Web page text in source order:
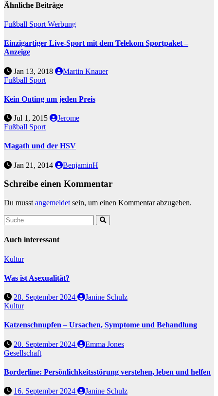
Ähnliche Beiträge
Fußball Sport Werbung
Einzigartiger Live-Sport mit dem Telekom Sportpaket –
Anzeige
Jan 13, 2018
Martin Knauer
Fußball Sport
Kein Outing um jeden Preis
Jul 1, 2015
Jerome
Fußball Sport
Magath und der HSV
Jan 21, 2014 BenjaminH
Schreibe einen Kommentar
Du musst angemeldet sein, um einen Kommentar abzugeben.
Auch interessant
Kultur
Was ist Asexualität?
28. September 2024
Janine Schulz
Kultur
Katzenschnupfen – Ursachen, Symptome und Behandlung
20. September 2024
Emma Jones
Gesellschaft
Borderline: Persönlichkeitsstörung verstehen, leben und helfen
16. September 2024
Janine Schulz